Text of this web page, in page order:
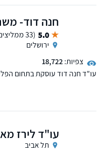
חנה דוד-
5.0 (33 ממליצים)
ירושלים
צפיות:18,722
עו"ד חנה דוד עוסקת בתחום
עו"ד לירז
תל אביב